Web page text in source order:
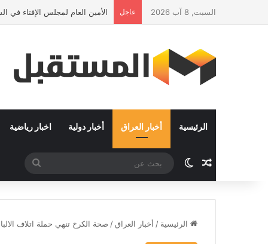
السبت, 8 آب 2026 عاجل الأمين العام لمجلس الإفتاء في
الرئيسية أخبار العراق أخبار دولية اخبار رياضية
مقال عشوائي
الوضع المظلم
عن
الرئيسية / أخبار العراق/ صحة الكرخ تنهي حملة اتلاف